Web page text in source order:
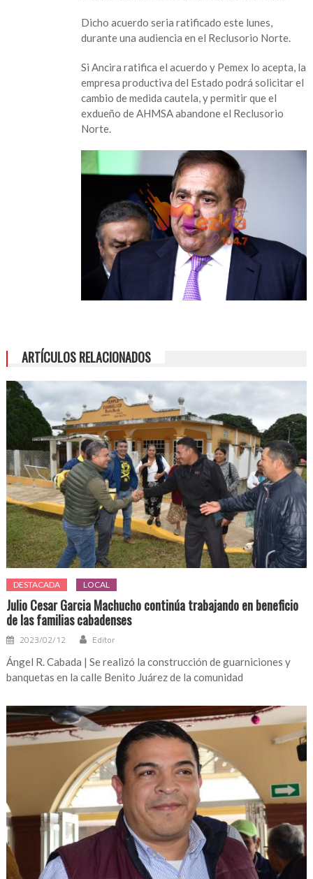
Dicho acuerdo seria ratificado este lunes,
durante una audiencia en el Reclusorio Norte.
Si Ancira ratifica el acuerdo y Pemex lo acepta, la
empresa productiva del Estado podrá solicitar el
cambio de medida cautela, y permitir que el
exdueño de AHMSA abandone el Reclusorio
Norte.
ARTÍCULOS RELACIONADOS
DESTACADA LOCAL
Julio Cesar Garcia Machucho continúa trabajando en beneficio
de las familias cabadenses
2023/02/12 Editor
Ángel R. Cabada | Se realizó la construcción de guarniciones y
banquetas en la calle Benito Juárez de la comunidad